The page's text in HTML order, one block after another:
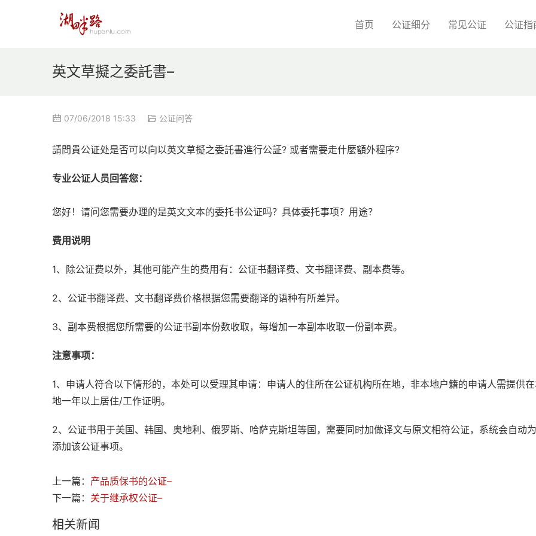
首页 公证细分 常见公证 公证指
英文草擬之委託書–
07/06/2018 15:33 公证问答
請問貴公证处是否可以向以英文草擬之委託書進行公証? 或者需要走什麼額外程序?
专业公证人员回答您：
您好！请问您需要办理的是英文文本的委托书公证吗？具体委托事项？用途？
费用说明
1、除公证费以外，其他可能产生的费用有：公证书翻译费、文书翻译费、副本费等。
2、公证书翻译费、文书翻译费价格根据您需要翻译的语种有所差异。
3、副本费根据您所需要的公证书副本份数收取，每增加一本副本收取一份副本费。
注意事项：
1、申请人符合以下情形的，本处可以受理其申请：申请人的住所在公证机构所在地，非本地户籍的申请人需提供
地一年以上居住/工作证明。
2、公证书用于美国、韩国、奥地利、俄罗斯、哈萨克斯坦等国，需要同时加做译文与原文相符公证，系统会自动
添加该公证事项。
上一篇： 产品质保书的公证–
下一篇： 关于继承权公证–
相关新闻